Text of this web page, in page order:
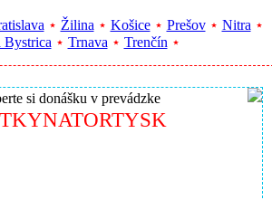
⋆ Žilina⋆ Košice⋆ Prešov⋆ Nitra⋆
Bystrica⋆ Trnava⋆ Trenčín⋆
si donášku v prevádzke